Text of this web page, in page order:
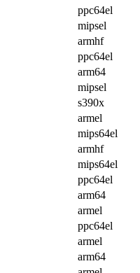
ppc64el
mipsel
armhf
ppc64el
arm64
mipsel
s390x
armel
mips64el
armhf
mips64el
ppc64el
arm64
armel
ppc64el
armel
arm64